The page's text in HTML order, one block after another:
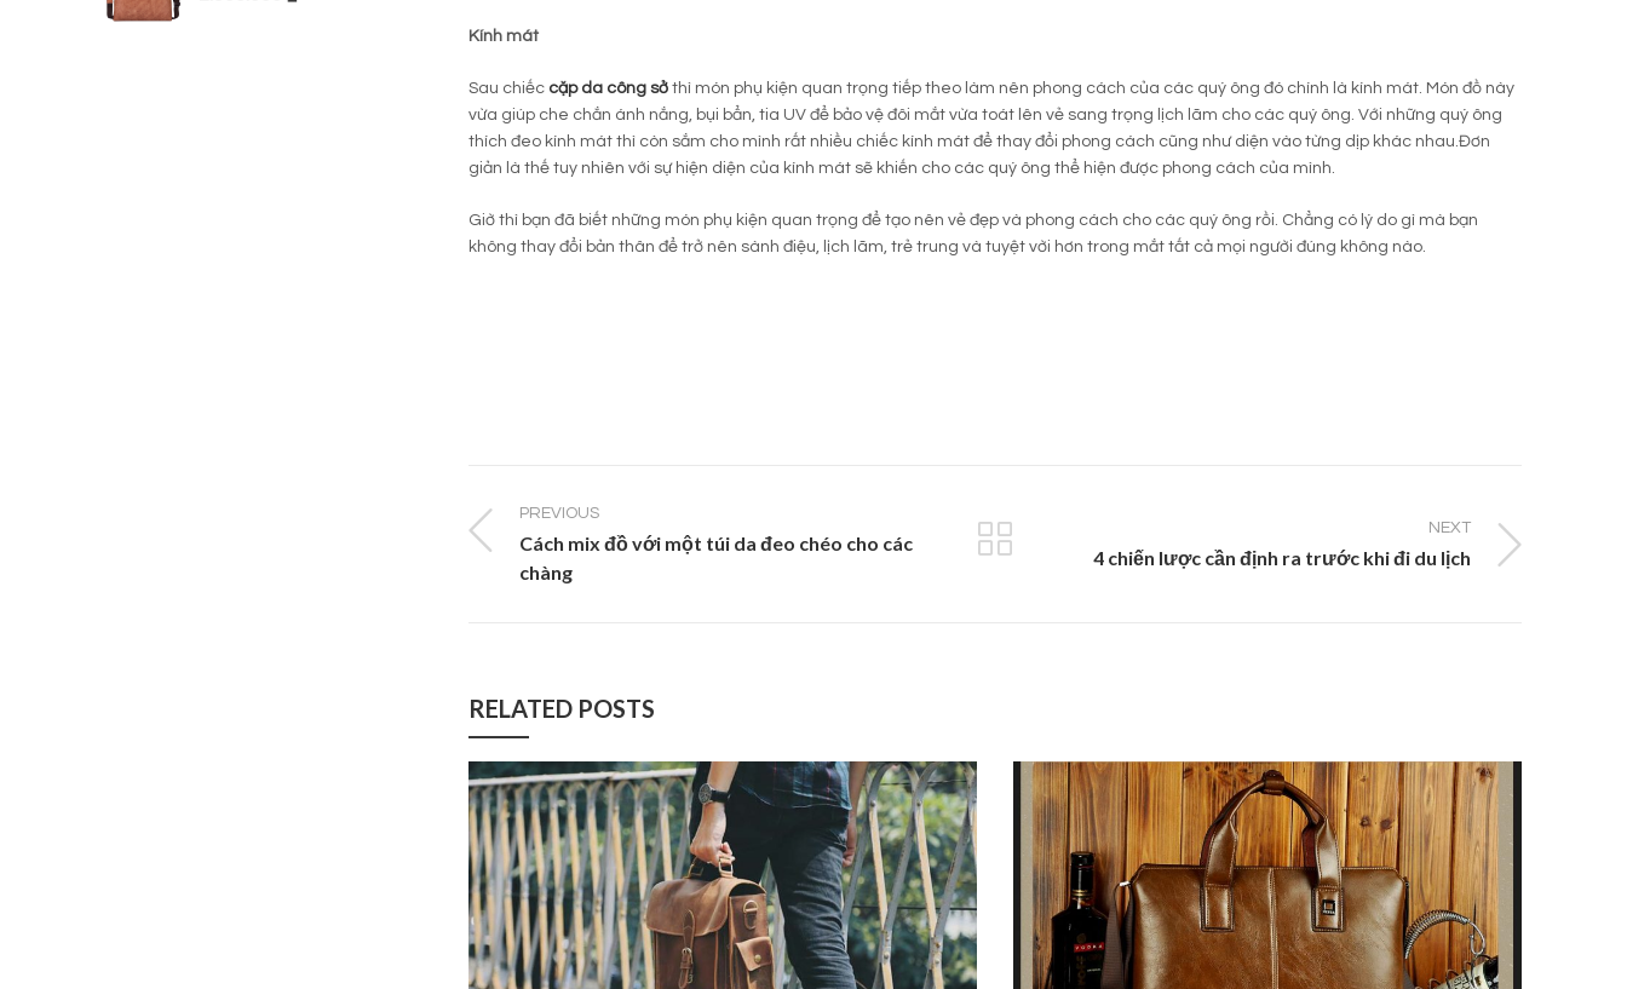
Kính mát
Sau chiếc cặp da công sở thì món phụ kiện quan trọng tiếp theo làm nên phong cách của các quý ông đó chính là kính mát. Món đồ này
vừa giúp che chắn ánh nắng, bụi bẩn, tia UV để bảo vệ đôi mắt vừa toát lên vẻ sang trọng lịch lãm cho các quý ông. Với những quý ông
thích đeo kính mát thì còn sắm cho mình rất nhiều chiếc kính mát để thay đổi phong cách cũng như diện vào từng dịp khác nhau.Đơn
giản là thế tuy nhiên với sự hiện diện của kính mát sẽ khiến cho các quý ông thể hiện được phong cách của mình.
Giờ thì bạn đã biết những món phụ kiện quan trọng để tạo nên vẻ đẹp và phong cách cho các quý ông rồi. Chẳng có lý do gì mà bạn
không thay đổi bản thân để trở nên sành điệu, lịch lãm, trẻ trung và tuyệt vời hơn trong mắt tất cả mọi người đúng không nào.
PREVIOUS
Cách mix đồ với một túi da đeo chéo cho các
chàng
NEXT
4 chiến lược cần định ra trước khi đi du lịch
RELATED POSTS